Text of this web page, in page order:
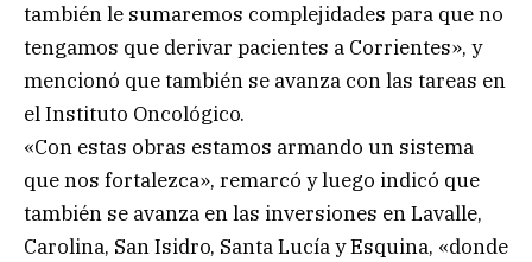
también le sumaremos complejidades para que no
tengamos que derivar pacientes a Corrientes», y
mencionó que también se avanza con las tareas en
el Instituto Oncológico.
«Con estas obras estamos armando un sistema
que nos fortalezca», remarcó y luego indicó que
también se avanza en las inversiones en Lavalle,
Carolina, San Isidro, Santa Lucía y Esquina, «donde